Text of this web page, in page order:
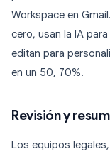
Workspace en
cero, usan la IA
editan para
en un 50, 70%.
Revisión y
Los equipos